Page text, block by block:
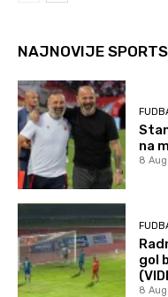
NAJNOVIJE
na
8
gol
8